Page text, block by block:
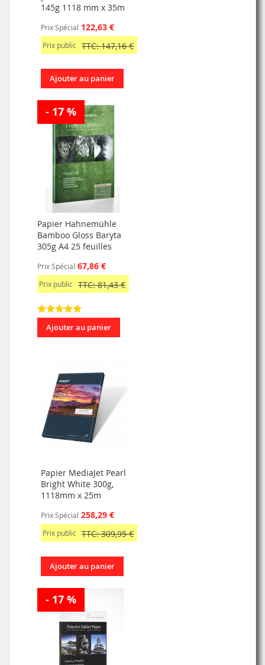
145g 1118 mm x 35m
Prix Spécial 122,63 €
Prix public TTC: 147,16 €
Ajouter au panier
- 17 %
Papier Hahnemühle
Bamboo Gloss Baryta
305g A4 25 feuilles
Prix Spécial 67,86 €
Prix public TTC: 81,43 €
Ajouter au panier
Papier MediaJet Pearl
Bright White 300g,
1118mm x 25m
Prix Spécial 258,29 €
Prix public TTC: 309,95 €
Ajouter au panier
- 17 %